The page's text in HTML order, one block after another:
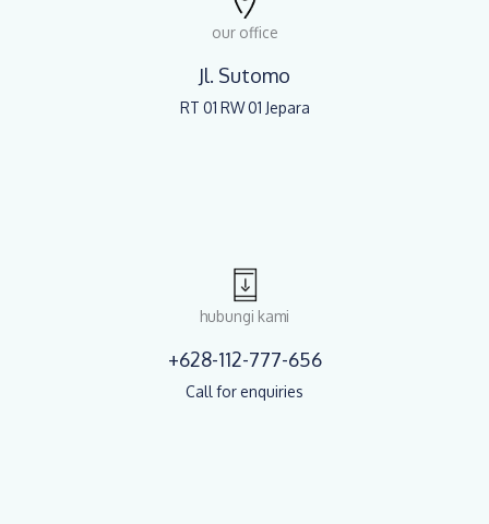
our office
Jl. Sutomo
RT 01 RW 01 Jepara
hubungi kami
+628-112-777-656
Call for enquiries